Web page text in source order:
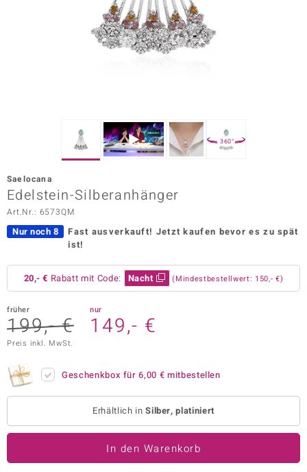
Vogue
Paraíso
BY DE MELO
360°
Saelocana
Edelstein-Silberanhänger
Art.Nr.: 6573QM
Nur noch 8 Fast ausverkauft! Jetzt kaufen bevor es zu spät
ist!
20,- € Rabatt mit Code: Nacht (Mindestbestellwert: 150,- €)
früher
199,- €
nur
149,- €
Preis inkl. MwSt.
Geschenkbox für6,00 € mitbestellen
Erhältlich inSilber, platiniert
In den Warenkorb